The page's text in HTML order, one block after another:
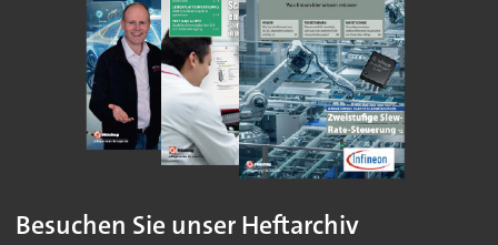
Besuchen Sie unser Heftarchiv